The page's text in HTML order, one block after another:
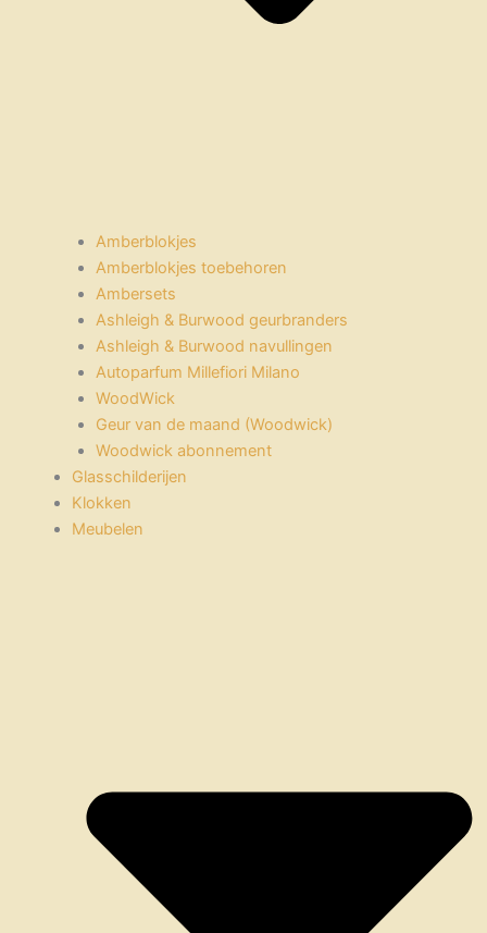
Amberblokjes
Amberblokjes toebehoren
Ambersets
Ashleigh & Burwood geurbranders
Ashleigh & Burwood navullingen
Autoparfum Millefiori Milano
WoodWick
Geur van de maand (Woodwick)
Woodwick abonnement
Glasschilderijen
Klokken
Meubelen